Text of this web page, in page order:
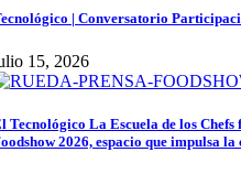
| Conversatorio
15, 2026
Tecnológico La Escuela de los Chefs
2026, espacio que impulsa